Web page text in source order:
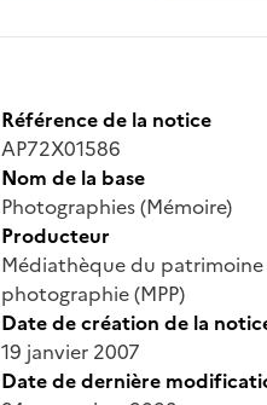
Référence de la notice
AP72X01586
Nom de la base
Photographies (Mémoire)
Producteur
Médiathèque du patrimoine
photographie (MPP)
Date de création de la
19 janvier 2007
Date de dernière